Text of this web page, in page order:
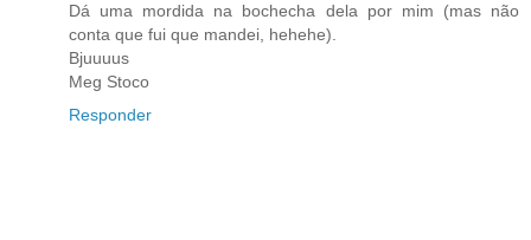
Dá uma mordida na bochecha dela por mim (mas não
conta que fui que mandei, hehehe).
Bjuuuus
Meg Stoco
Responder